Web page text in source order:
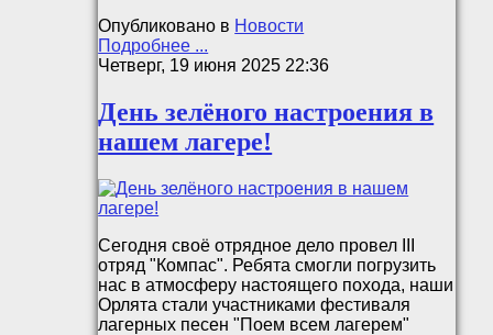
Опубликовано в Новости
Подробнее ...
Четверг, 19 июня 2025 22:36
День зелёного настроения в
нашем лагере!
Сегодня своё отрядное дело провел III
отряд "Компас". Ребята смогли погрузить
нас в атмосферу настоящего похода, наши
Орлята стали участниками фестиваля
лагерных песен "Поем всем лагерем"